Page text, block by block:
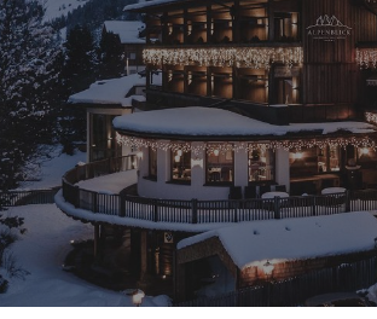
Bad Moos Aqua Spa Resort
Hotel Alpenblick
Zin Senfter Residence Hotel
Hotel Brandl
Zin Park Residence
Hotel Sextner Hof
DEINE KARRIERE